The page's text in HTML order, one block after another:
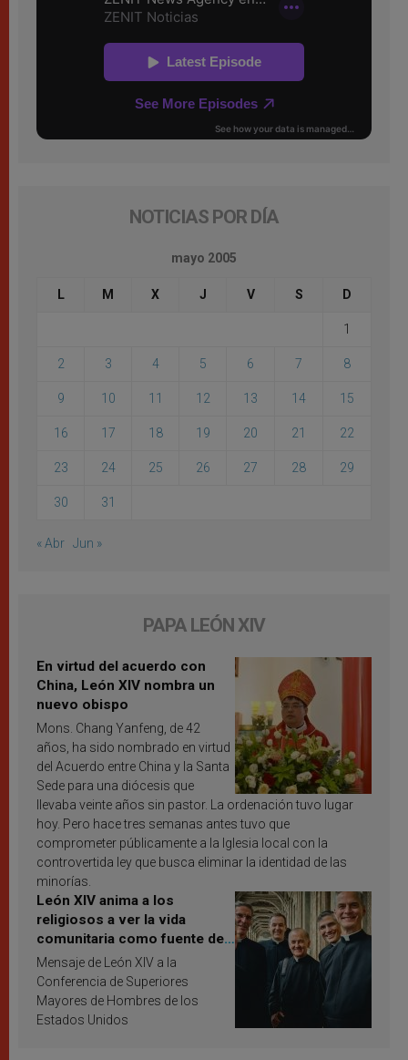
NOTICIAS POR DÍA
mayo 2005
L M X J V S D
1
2 3 4 5 6 7 8
9 10 11 12 13 14 15
16 17 18 19 20 21 22
23 24 25 26 27 28 29
30 31
« Abr Jun »
PAPA LEÓN XIV
En virtud del acuerdo con
China, León XIV nombra un
nuevo obispo
Mons. Chang Yanfeng, de 42
años, ha sido nombrado en virtud
del Acuerdo entre China y la Santa
Sede para una diócesis que
llevaba veinte años sin pastor. La ordenación tuvo lugar
hoy. Pero hace tres semanas antes tuvo que
comprometer públicamente a la Iglesia local con la
controvertida ley que busca eliminar la identidad de las
minorías.
León XIV anima a los
religiosos a ver la vida
comunitaria como fuente de
inspiración y santificación
Mensaje de León XIV a la
Conferencia de Superiores
Mayores de Hombres de los
Estados Unidos